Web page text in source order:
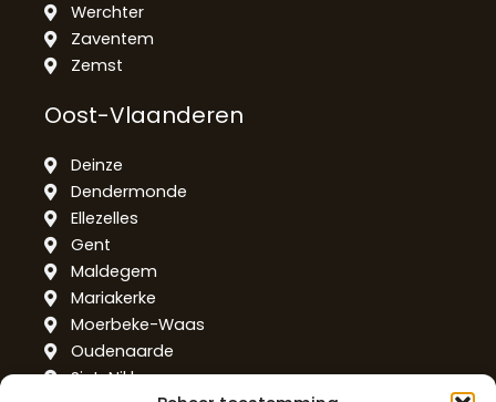
Werchter
Zaventem
Zemst
Oost-Vlaanderen
Deinze
Dendermonde
Ellezelles
Gent
Maldegem
Mariakerke
Moerbeke-Waas
Oudenaarde
Sint-Niklaas